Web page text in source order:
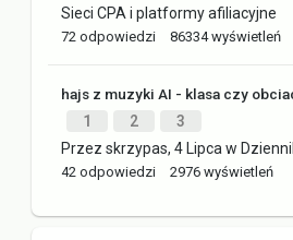
Sieci CPA i platformy afiliacyjne
72 odpowiedzi 86334 wyświetleń
hajs z muzyki AI - klasa czy
1
2
3
Przez skrzypas, 4 Lipca w
42 odpowiedzi 2976 wyświetleń